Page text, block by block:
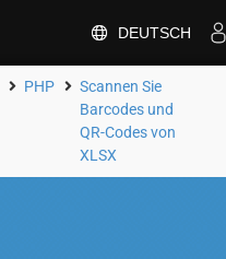
DEUTSCH
PHP
Scannen Sie
Barcodes und
QR-Codes von
XLSX